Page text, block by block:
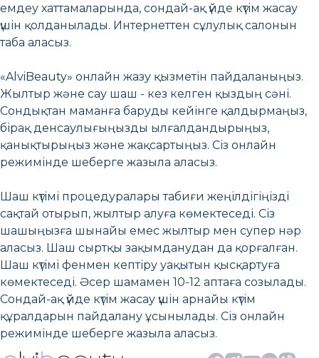
емдеу хаттамаларында, сондай-ақ үйде күтім жасау
үшін қолданылады. Интернеттен сұлулық салонын
таба аласыз.
«AlviBeauty» онлайн жазу қызметін пайдаланыңыз.
Жылтыр және сау шаш - кез келген қыздың сәні.
Сондықтан маманға баруды кейінге қалдырмаңыз,
бірақ денсаулығыңызды ылғалдандырыңыз,
қанықтырыңыз және жақсартыңыз. Сіз онлайн
режимінде шеберге жазыла аласыз.
Шаш күтімі процедуралары табиғи жеңілдігіңізді
сақтай отырып, жылтыр алуға көмектеседі. Сіз
шашыңызға шынайы емес жылтыр мен супер нәр
аласыз. Шаш сыртқы зақымданудан да қорғалған.
Шаш күтімі фенмен кептіру уақытын қысқартуға
көмектеседі. Әсер шамамен 10-12 аптаға созылады.
Сондай-ақ үйде күтім жасау үшін арнайы күтім
құралдарын пайдалану ұсынылады. Сіз онлайн
режимінде шеберге жазыла аласыз.